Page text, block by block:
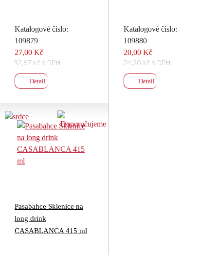
Katalogové číslo:
109879
27,00 Kč
32,67 Kč s DPH
Detail
Katalogové číslo:
109880
20,00 Kč
24,20 Kč s DPH
Detail
Pasabahce Sklenice na
long drink
CASABLANCA 415 ml